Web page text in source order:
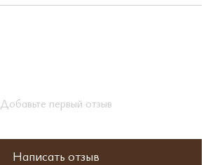
Добавьте первый отзыв
Написать отзыв